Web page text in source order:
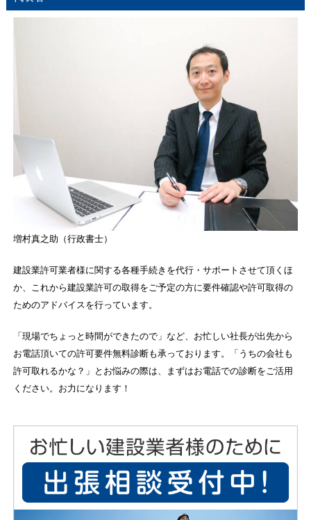
増村真之助（行政書士）
建設業許可業者様に関する各種手続きを代行・サポートさせて頂くほ
か、これから建設業許可の取得をご予定の方に要件確認や許可取得の
ためのアドバイスを行っています。
「現場でちょっと時間ができたので」など、お忙しい社長が出先から
お電話頂いての許可要件無料診断も承っております。「うちの会社も
許可取れるかな？」とお悩みの際は、まずはお電話での診断をご活用
ください。お力になります！